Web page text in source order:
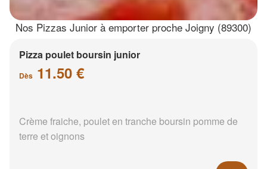
Nos Pizzas Junior à emporter proche Joigny (89300)
Pizza poulet boursin junior
Dès 11.50 €
Crème fraiche, poulet en tranche boursin pomme de
terre et oignons